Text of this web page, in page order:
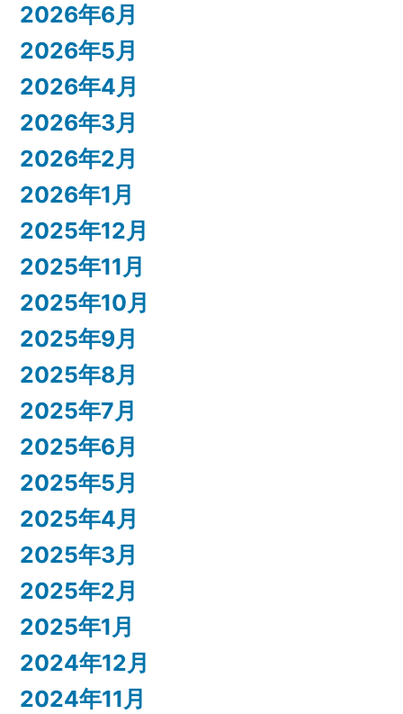
2026年6月
2026年5月
2026年4月
2026年3月
2026年2月
2026年1月
2025年12月
2025年11月
2025年10月
2025年9月
2025年8月
2025年7月
2025年6月
2025年5月
2025年4月
2025年3月
2025年2月
2025年1月
2024年12月
2024年11月